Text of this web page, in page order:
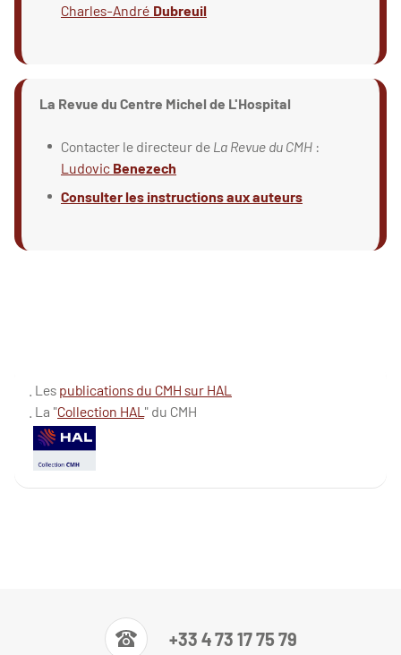
Charles-André Dubreuil
La Revue du Centre Michel de L'Hospital
Contacter le directeur de La Revue du CMH :
Ludovic Benezech
Consulter les instructions aux auteurs
. Les publications du CMH sur HAL
. La "Collection HAL " du CMH
+33 4 73 17 75 79